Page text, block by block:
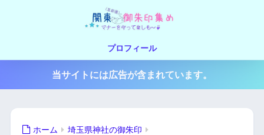
プロフィール
当サイトには広告が含まれています。
ホーム 埼玉県神社の御朱印